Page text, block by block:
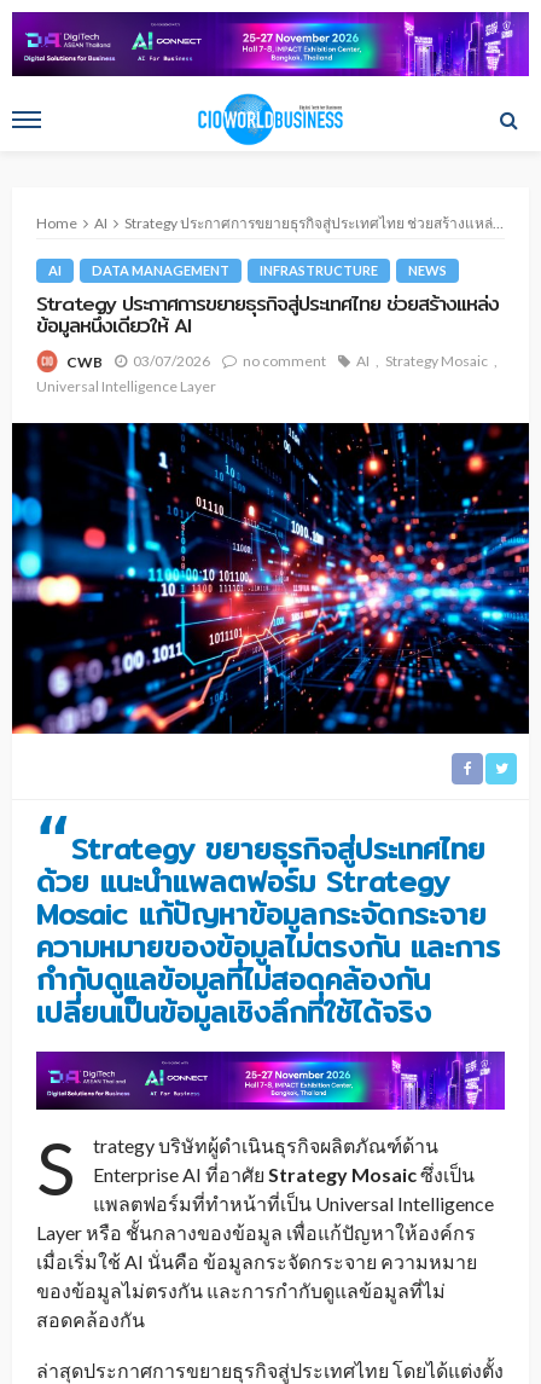
Home AI Strategy ประกาศการขยายธุรกิจสู่ประเทศไทย ช่วยสร้างแหล่งข้อมูลหนึ่งเดียวให้ AI
AI DATA MANAGEMENT INFRASTRUCTURE NEWS
Strategy ประกาศการขยายธุรกิจสู่ประเทศไทย ช่วยสร้างแหล่ง
ข้อมูลหนึ่งเดียวให้ AI
CWB 03/07/2026 no comment AI
Strategy Mosaic
Universal Intelligence Layer
“Strategy ขยายธุรกิจสู่ประเทศไทย
ด้วย แนะนำแพลตฟอร์ม Strategy
Mosaic แก้ปัญหาข้อมูลกระจัดกระจาย
ความหมายของข้อมูลไม่ตรงกัน และการ
กำกับดูแลข้อมูลที่ไม่สอดคล้องกัน
เปลี่ยนเป็นข้อมูลเชิงลึกที่ใช้ได้จริง
S
trategy บริษัทผู้ดำเนินธุรกิจผลิตภัณฑ์ด้าน
Enterprise AI ที่อาศัย Strategy Mosaicซึ่งเป็น
แพลตฟอร์มที่ทำหน้าที่เป็น Universal Intelligence
Layer หรือ ชั้นกลางของข้อมูล เพื่อแก้ปัญหาให้องค์กร
เมื่อเริ่มใช้ AI นั่นคือ ข้อมูลกระจัดกระจาย ความหมาย
ของข้อมูลไม่ตรงกัน และการกำกับดูแลข้อมูลที่ไม่
สอดคล้องกัน
ล่าสุดประกาศการขยายธุรกิจสู่ประเทศไทย โดยได้แต่งตั้ง